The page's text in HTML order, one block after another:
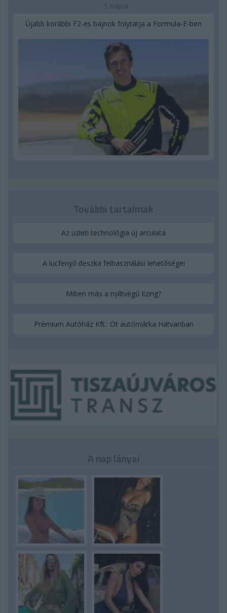
5 napja
Újabb korábbi F2-es bajnok folytatja a Formula-E-ben
További tartalmak
Az üzleti technológia új arculata
A lucfenyő deszka felhasználási lehetőségei
Miben más a nyíltvégű lízing?
Prémium Autóház Kft.: Öt autómárka Hatvanban
A nap lányai